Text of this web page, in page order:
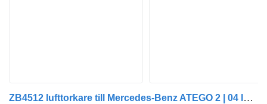
ZB4512 lufttorkare till Mercedes-Benz ATEGO 2 | 04 lastbil